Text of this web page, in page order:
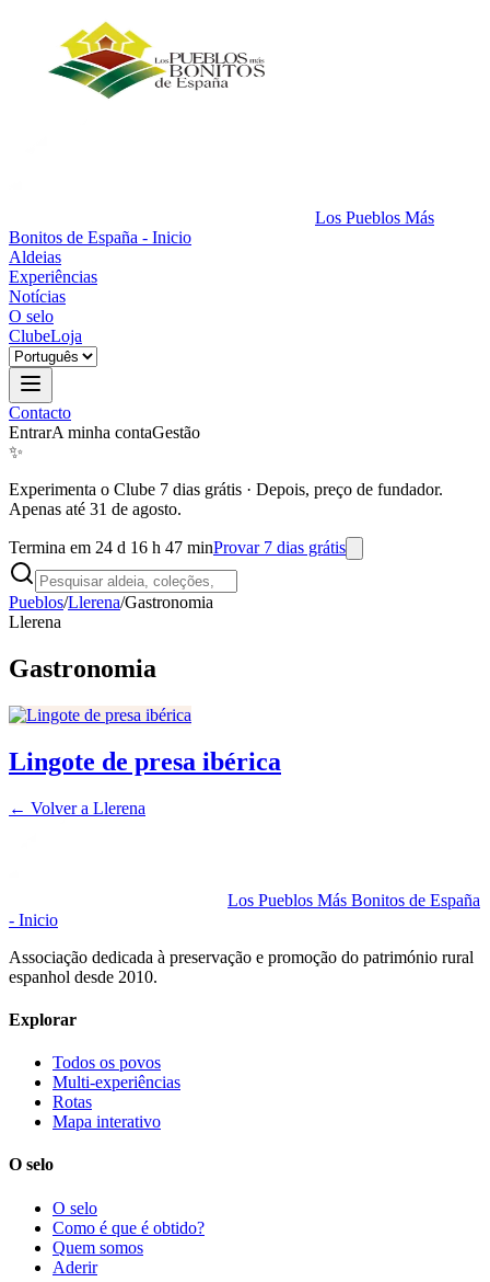
Los Pueblos Más
Bonitos de España - Inicio
Aldeias
Experiências
Notícias
O selo
ClubeLoja
Contacto
EntrarA minha contaGestão
✨
Experimenta o Clube 7 dias grátis · Depois, preço de fundador.
Apenas até 31 de agosto.
Termina em 24 d 16 h 47 minProvar 7 dias grátis
Pueblos/Llerena/Gastronomia
Llerena
Gastronomia
Lingote de presa ibérica
← Volver a Llerena
Los Pueblos Más Bonitos de España
- Inicio
Associação dedicada à preservação e promoção do património rural
espanhol desde 2010.
Explorar
Todos os povos
Multi-experiências
Rotas
Mapa interativo
O selo
O selo
Como é que é obtido?
Quem somos
Aderir